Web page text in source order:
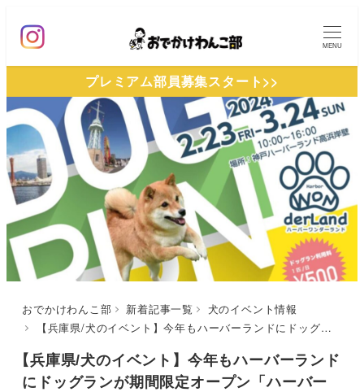
ン
ン
テ
ン
ツ
へ
移
動
MENU
プレミアム部員募集スタート>>
おでかけわんこ部 新着記事一覧
犬のイベント情報
【兵庫県/犬のイベント】今年もハーバーランドにドッグランが期間限定オープン「ハーバーワンダーランド」（神戸ハーバーランド高浜岸壁）2/23～3/24
【兵庫県/犬のイベント】今年もハーバーランド
にドッグランが期間限定オープン「ハーバー